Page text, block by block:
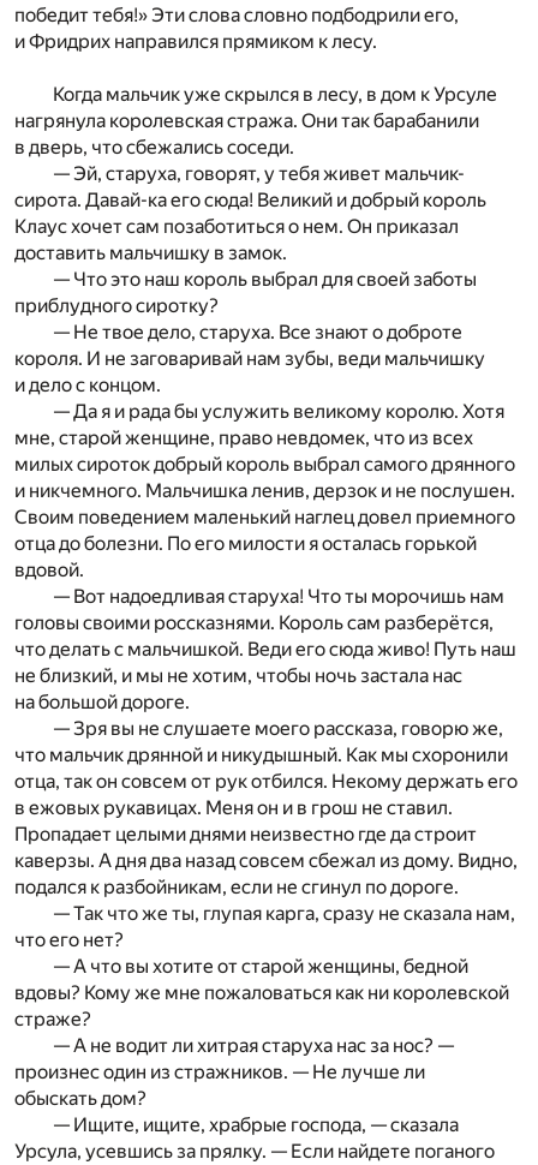
победит тебя!» Эти слова словно подбодрили его,
и Фридрих направился прямиком к лесу.
Когда мальчик уже скрылся в лесу, в дом к Урсуле
нагрянула королевская стража. Они так барабанили
в дверь, что сбежались соседи.
— Эй, старуха, говорят, у тебя живет мальчик-
сирота. Давай-ка его сюда! Великий и добрый король
Клаус хочет сам позаботиться о нем. Он приказал
доставить мальчишку в замок.
— Что это наш король выбрал для своей заботы
приблудного сиротку?
— Не твое дело, старуха. Все знают о доброте
короля. И не заговаривай нам зубы, веди мальчишку
и дело с концом.
— Да я и рада бы услужить великому королю. Хотя
мне, старой женщине, право невдомек, что из всех
милых сироток добрый король выбрал самого дрянного
и никчемного. Мальчишка ленив, дерзок и не послушен.
Своим поведением маленький наглец довел приемного
отца до болезни. По его милости я осталась горькой
вдовой.
— Вот надоедливая старуха! Что ты морочишь нам
головы своими россказнями. Король сам разберётся,
что делать с мальчишкой. Веди его сюда живо! Путь наш
не близкий, и мы не хотим, чтобы ночь застала нас
на большой дороге.
— Зря вы не слушаете моего рассказа, говорю же,
что мальчик дрянной и никудышный. Как мы схоронили
отца, так он совсем от рук отбился. Некому держать его
в ежовых рукавицах. Меня он и в грош не ставил.
Пропадает целыми днями неизвестно где да строит
каверзы. А дня два назад совсем сбежал из дому. Видно,
подался к разбойникам, если не сгинул по дороге.
— Так что же ты, глупая карга, сразу не сказала нам,
что его нет?
— А что вы хотите от старой женщины, бедной
вдовы? Кому же мне пожаловаться как ни королевской
страже?
— А не водит ли хитрая старуха нас за нос? —
произнес один из стражников. — Не лучше ли
обыскать дом?
— Ищите, ищите, храбрые господа, — сказала
Урсула, усевшись за прялку. — Если найдете поганого